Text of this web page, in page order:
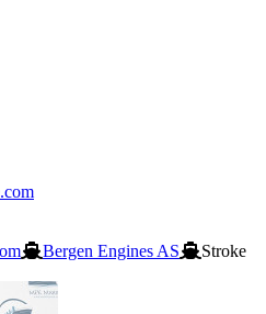
Bergen Engines AS
Stroke